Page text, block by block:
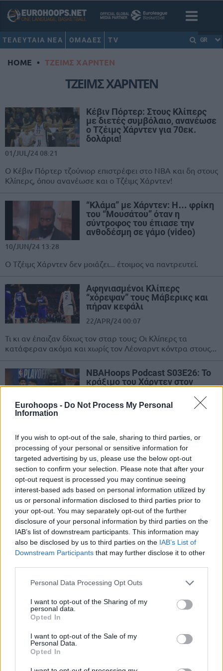
Eurohoops - Do Not Process My Personal
Information
If you wish to opt-out of the sale, sharing to third parties, or
processing of your personal or sensitive information for
targeted advertising by us, please use the below opt-out
section to confirm your selection. Please note that after your
opt-out request is processed you may continue seeing
interest-based ads based on personal information utilized by
us or personal information disclosed to third parties prior to
your opt-out. You may separately opt-out of the further
disclosure of your personal information by third parties on the
IAB’s list of downstream participants. This information may
also be disclosed by us to third parties on the IAB’s List of
Downstream Participants that may further disclose it to other
Please note that this website/app uses one or more Google
not limited to your visit or usage behaviour. You may click to
grant or deny consent to Google and its third-party tags to
use your data for below specified purposes in below Google
consent section.
Personal Data Processing Opt Outs
I want to opt-out of the Sharing of my
personal data.
Opted In
I want to opt-out of the Sale of my
Personal Data.
Opted In
ΤΕΛΕΥΤΑΙΑ ΝΕΑ ΟΜΑΔΕΣ TV GR
HOME • ΤΖΕΙΜΣ ΧΑΡΝΤΕΝ
ΤΖΕΙΜΣ ΧΑΡΝΤΕΝ
Κέβιν Πόρτερ: Στους Κλίπερς
με διετές συμβόλαιο, ανανέωσε
ο Τζέιμς Χάρντεν για 70εκ.
δολάρια!
01/JUL/24 08:21
Ο Κέβιν Πόρτερ τζούνιορ επιστρέφει στο ΝΒΑ και δη στους
Κλίπερς, όπου ανανέωσε και ο Τζέιμς Χάρντεν!
“Κλάμα” με Χάρντεν: Η… φρίκη
του “Μουσάτου” όταν η
σύντροφος του έπιασε την
ανθοδέσμη σε γάμο (video)
10/JUN/24 13:28
Ο Τζέιμς Χάρντεν δεν μοιάζει... έτοιμος να παντρευτεί.
Αφηνιασμένοι Κλίπερς
“χόρεψαν” τους Μάβερικς και
πήραν κεφάλι
22/APR/24 00:07
Τι κι αν έπαιζαν δίχως τον σταρ τους; Οι Κλίπερς τα
κατάφεραν ακόμα και χωρίς τον Λέοναρντ κόντρα στους...
NBAHoops Podcast S03E26: Το
κράξιμο του Χάρντεν στον
Μπακς-Πέισερς!
20/APR/24 13:49
που προκάλεσαν ίντριγκα. Το NBAHoops Podcast θυμάται
τις...
Οι 30άρες έγιναν (ιστορική)
ρουτίνα για τον Σέι Γκίλτζιους-
Αλεξάντερ!
21/MAR/24 16:54
Ο σταρ των Θάντερ έφτασε τα ξημερώματα της Πέμπτης
(21/3) τα 50 ματς με 30+ πόντους στη σεζόν και...
Χάρντεν προσπάθησε να κόψει
σουτ του Καουάι!!! (video)
Ο Τζέιμς Χάρντεν προσπάθησε να κόψει σουτ τριών
πόντων του Καουάι Λέοναρντ! Όχι, δεν έγινε σε προπόνηση